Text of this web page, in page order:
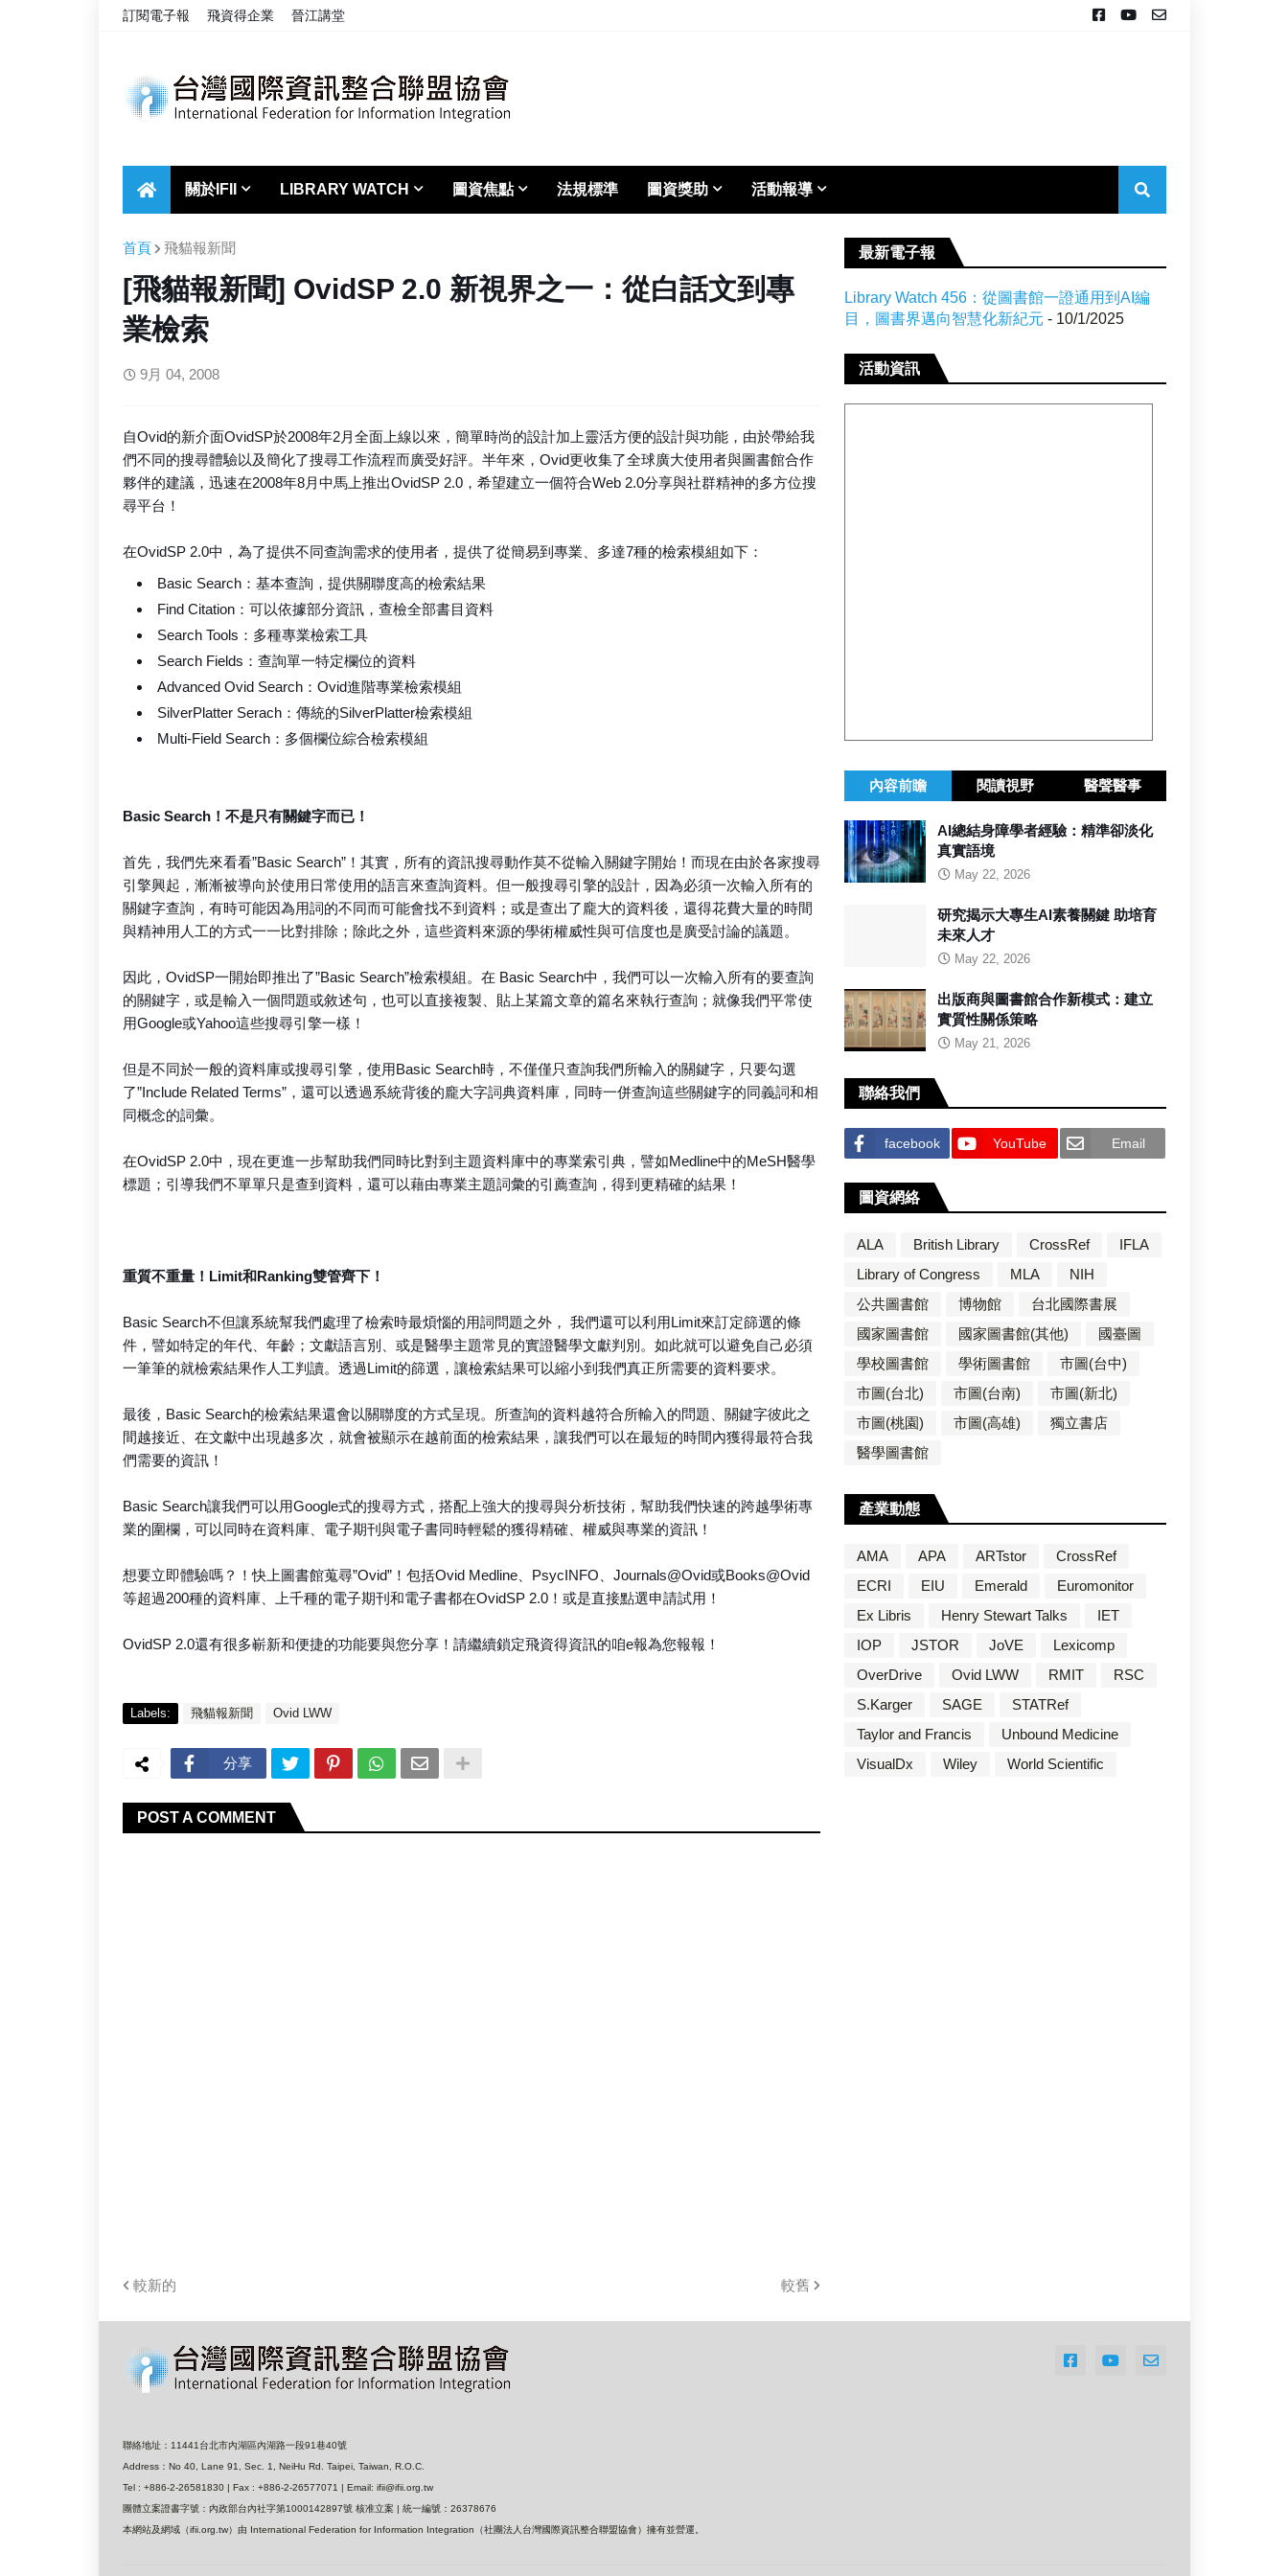
訂閱電子報 飛資得企業 晉江講堂
關於IFII LIBRARY WATCH 圖資焦點 法規標準 圖資獎助 活動報導
首頁 飛貓報新聞
[飛貓報新聞] OvidSP 2.0 新視界之一：從白話文到專
業檢索
9月 04, 2008
自Ovid的新介面OvidSP於2008年2月全面上線以來，簡單時尚的設計加上靈活方便的設計與功能，由於帶給我
們不同的搜尋體驗以及簡化了搜尋工作流程而廣受好評。半年來，Ovid更收集了全球廣大使用者與圖書館合作
夥伴的建議，迅速在2008年8月中馬上推出OvidSP 2.0，希望建立一個符合Web 2.0分享與社群精神的多方位搜
尋平台！
在OvidSP 2.0中，為了提供不同查詢需求的使用者，提供了從簡易到專業、多達7種的檢索模組如下：
Basic Search：基本查詢，提供關聯度高的檢索結果
Find Citation：可以依據部分資訊，查檢全部書目資料
Search Tools：多種專業檢索工具
Search Fields：查詢單一特定欄位的資料
Advanced Ovid Search：Ovid進階專業檢索模組
SilverPlatter Serach：傳統的SilverPlatter檢索模組
Multi-Field Search：多個欄位綜合檢索模組
Basic Search！不是只有關鍵字而已！
首先，我們先來看看”Basic Search”！其實，所有的資訊搜尋動作莫不從輸入關鍵字開始！而現在由於各家搜尋
引擎興起，漸漸被導向於使用日常使用的語言來查詢資料。但一般搜尋引擎的設計，因為必須一次輸入所有的
關鍵字查詢，有時可能因為用詞的不同而可能會找不到資料；或是查出了龐大的資料後，還得花費大量的時間
與精神用人工的方式一一比對排除；除此之外，這些資料來源的學術權威性與可信度也是廣受討論的議題。
因此，OvidSP一開始即推出了”Basic Search”檢索模組。在 Basic Search中，我們可以一次輸入所有的要查詢
的關鍵字，或是輸入一個問題或敘述句，也可以直接複製、貼上某篇文章的篇名來執行查詢；就像我們平常使
用Google或Yahoo這些搜尋引擎一樣！
但是不同於一般的資料庫或搜尋引擎，使用Basic Search時，不僅僅只查詢我們所輸入的關鍵字，只要勾選
了”Include Related Terms”，還可以透過系統背後的龐大字詞典資料庫，同時一併查詢這些關鍵字的同義詞和相
同概念的詞彙。
在OvidSP 2.0中，現在更進一步幫助我們同時比對到主題資料庫中的專業索引典，譬如Medline中的MeSH醫學
標題；引導我們不單單只是查到資料，還可以藉由專業主題詞彙的引薦查詢，得到更精確的結果！
重質不重量！Limit和Ranking雙管齊下！
Basic Search不但讓系統幫我們處理了檢索時最煩惱的用詞問題之外， 我們還可以利用Limit來訂定篩選的條
件，譬如特定的年代、年齡；文獻語言別、或是醫學主題常見的實證醫學文獻判別。如此就可以避免自己必須
一筆筆的就檢索結果作人工判讀。透過Limit的篩選，讓檢索結果可以縮小到我們真正所需要的資料要求。
最後，Basic Search的檢索結果還會以關聯度的方式呈現。所查詢的資料越符合所輸入的問題、關鍵字彼此之
間越接近、在文獻中出現越多次，就會被顯示在越前面的檢索結果，讓我們可以在最短的時間內獲得最符合我
們需要的資訊！
Basic Search讓我們可以用Google式的搜尋方式，搭配上強大的搜尋與分析技術，幫助我們快速的跨越學術專
業的圍欄，可以同時在資料庫、電子期刊與電子書同時輕鬆的獲得精確、權威與專業的資訊！
想要立即體驗嗎？！快上圖書館蒐尋”Ovid”！包括Ovid Medline、PsycINFO、Journals@Ovid或Books@Ovid
等超過200種的資料庫、上千種的電子期刊和電子書都在OvidSP 2.0！或是直接點選申請試用！
OvidSP 2.0還有很多嶄新和便捷的功能要與您分享！請繼續鎖定飛資得資訊的咱e報為您報報！
Labels: 飛貓報新聞 Ovid LWW
分享
POST A COMMENT
較新的 較舊
最新電子報
Library Watch 456：從圖書館一證通用到AI編
目，圖書界邁向智慧化新紀元 - 10/1/2025
活動資訊
內容前瞻 閱讀視野 醫聲醫事
AI總結身障學者經驗：精準卻淡化
真實語境
May 22, 2026
研究揭示大專生AI素養關鍵 助培育
未來人才
May 22, 2026
出版商與圖書館合作新模式：建立
實質性關係策略
May 21, 2026
聯絡我們
facebook YouTube Email
圖資網絡
ALA British Library CrossRef
IFLA
Library of Congress
MLA
NIH
公共圖書館
博物館
台北國際書展
國家圖書館
國家圖書館(其他)
國臺圖
學校圖書館
學術圖書館
市圖(台中)
市圖(台北)
市圖(台南)
市圖(新北)
市圖(桃園)
市圖(高雄)
獨立書店
醫學圖書館
產業動態
AMA APA ARTstor
CrossRef
ECRI
EIU Emerald
Euromonitor
Ex Libris
Henry Stewart Talks
IET
IOP
JSTOR JoVE
Lexicomp
OverDrive
Ovid LWW RMIT
RSC
S.Karger
SAGE
STATRef
Taylor and Francis
Unbound Medicine
VisualDx
Wiley World Scientific
聯絡地址：11441台北市內湖區內湖路一段91巷40號
Address：No 40, Lane 91, Sec. 1, NeiHu Rd. Taipei, Taiwan, R.O.C.
Tel : +886-2-26581830 | Fax : +886-2-26577071 | Email: ifii@ifii.org.tw
團體立案證書字號：內政部台內社字第1000142897號 核准立案 | 統一編號：26378676
本網站及網域（ifii.org.tw）由 International Federation for Information Integration（社團法人台灣國際資訊整合聯盟協會）擁有並營運。